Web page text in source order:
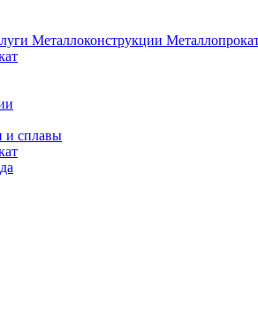
Металлоконструкции
и сплавы